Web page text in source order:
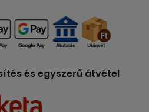
és egyszerű átvétel